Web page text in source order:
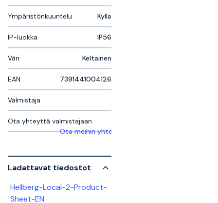
Ympäristönkuuntelu Kyllä
IP-luokka IP56
Väri Keltainen
EAN 7391441004126
Valmistaja
Ota yhteyttä valmistajaan
Ota meihin yhteyttä saadaksesi lisätietoja
Ladattavat tiedostot
Hellberg-Local-2-Product-
Sheet-EN